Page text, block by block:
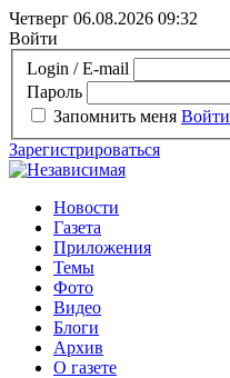
Четверг 06.08.2026 09:32
Войти
Login / E-mail
Пароль
Запомнить меня Войти
Зарегистрироваться
Новости
Газета
Приложения
Темы
Фото
Видео
Блоги
Архив
О газете